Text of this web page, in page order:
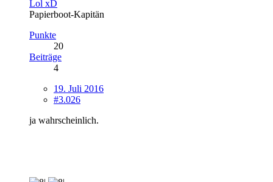
Lol xD
Papierboot-Kapitän
Punkte
20
Beiträge
4
19. Juli 2016
#3.026
ja wahrscheinlich.